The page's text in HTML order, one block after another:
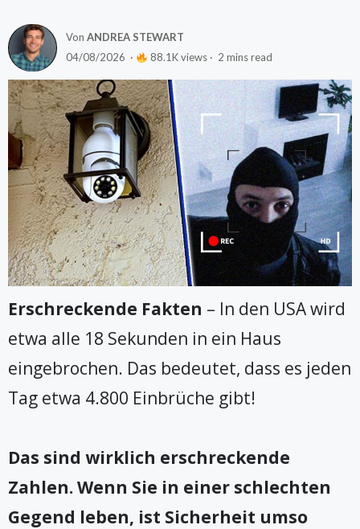
VonANDREA STEWART
04/08/2026 ·
88.1K views · 2 mins read
Erschreckende Fakten – In den USA wird
etwa alle 18 Sekunden in ein Haus
eingebrochen. Das bedeutet, dass es jeden
Tag etwa 4.800 Einbrüche gibt!
Das sind wirklich erschreckende
Zahlen. Wenn Sie in einer schlechten
Gegend leben, ist Sicherheit umso